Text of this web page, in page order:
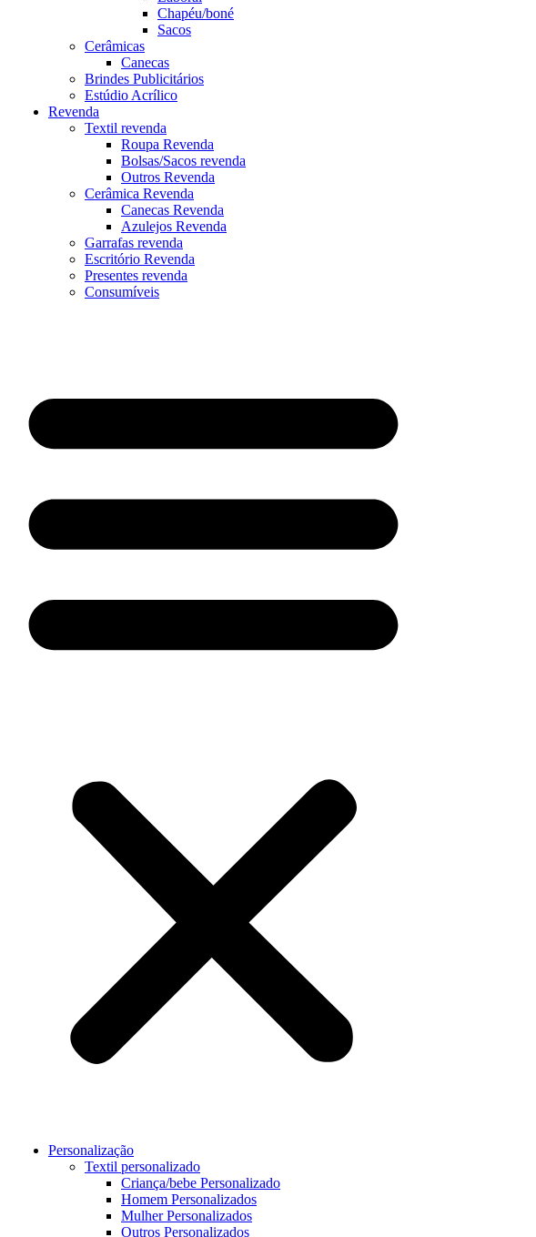
Chapéu/boné
Sacos
Cerâmicas
Canecas
Brindes Publicitários
Estúdio Acrílico
Revenda
Textil revenda
Roupa Revenda
Bolsas/Sacos revenda
Outros Revenda
Cerâmica Revenda
Canecas Revenda
Azulejos Revenda
Garrafas revenda
Escritório Revenda
Presentes revenda
Consumíveis
Personalização
Textil personalizado
Criança/bebe Personalizado
Homem Personalizados
Mulher Personalizados
Outros Personalizados